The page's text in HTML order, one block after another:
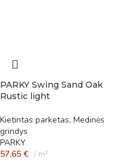
PARKY Swing Sand Oak
Rustic light
Kietintas parketas, Medinės
grindys
PARKY
57,65 € m²